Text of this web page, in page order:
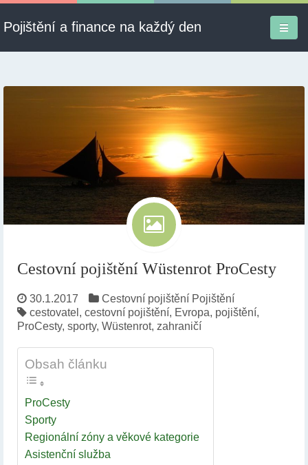
Pojištění a finance na každý den
Půjčky
Ekonomika
Cestovní pojištění Wüstenrot ProCesty
30.1.2017 Cestovní pojištění Pojištění
cestovatel , cestovní pojištění, Evropa, pojištění,
ProCesty, sporty, Wüstenrot, zahraničí
Obsah článku
ProCesty
Sporty
Regionální zóny a věkové kategorie
Asistenční služba